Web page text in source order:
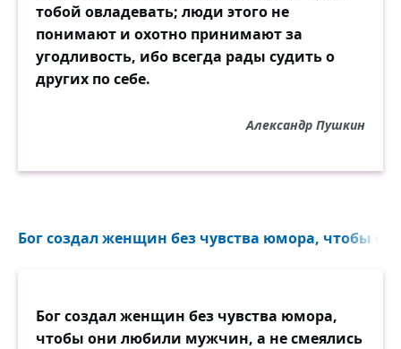
тобой овладевать; люди этого не
понимают и охотно принимают за
угодливость, ибо всегда рады судить о
других по себе.
Александр Пушкин
Бог создал женщин без чувства юмора, чтобы
Бог создал женщин без чувства юмора,
чтобы они любили мужчин, а не смеялись